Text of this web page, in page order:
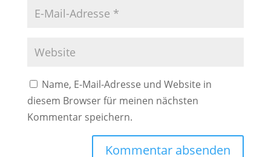
Name, E-Mail-Adresse und Website in
diesem Browser für meinen nächsten
Kommentar speichern.